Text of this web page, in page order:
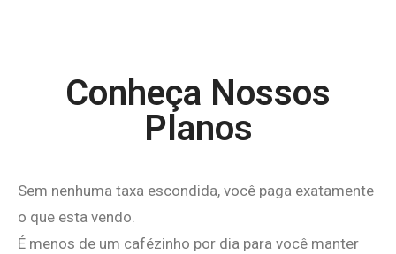
Conheça Nossos
Planos
Sem nenhuma taxa escondida, você paga exatamente
o que esta vendo.
É menos de um cafézinho por dia para você manter